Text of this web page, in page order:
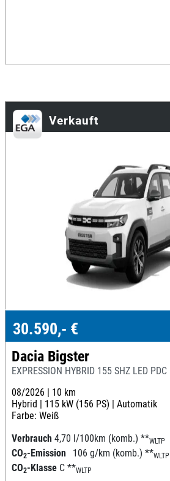
Verkauft
30.590,- €
Dacia Bigster
EXPRESSION HYBRID 155 SHZ LED PDC
08/2026 | 10 km
Hybrid | 115 kW (156 PS) | Automatik
Farbe: Weiß
Verbrauch 4,70 l/100km (komb.) **WLTP
CO2-Emission 106 g/km (komb.) **WLTP
CO2-Klasse C **WLTP